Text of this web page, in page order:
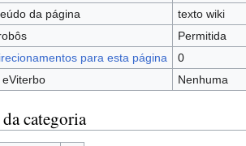
da página
texto wiki
Permitida
para esta página
0
Nenhuma
categoria